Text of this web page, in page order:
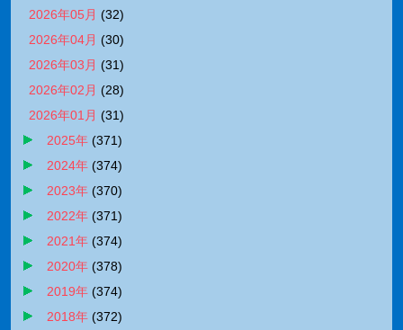
2026年05月 (32)
2026年04月 (30)
2026年03月 (31)
2026年02月 (28)
2026年01月 (31)
2025年 (371)
2024年 (374)
2023年 (370)
2022年 (371)
2021年 (374)
2020年 (378)
2019年 (374)
2018年 (372)